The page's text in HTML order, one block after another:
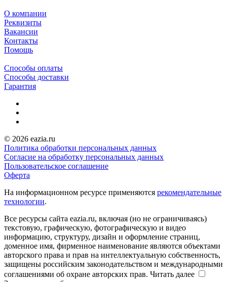
О компании
Реквизиты
Вакансии
Контакты
Помощь
Способы оплаты
Способы доставки
Гарантия
© 2026 eazia.ru
Политика обработки персональных данных
Согласие на обработку персональных данных
Пользовательское соглашение
Оферта
На информационном ресурсе применяются рекомендательные
технологии.
Все ресурсы сайта eazia.ru, включая (но не ограничиваясь)
текстовую, графическую, фотографическую и видео
информацию, структуру, дизайн и оформление страниц,
доменное имя, фирменное наименование являются объектами
авторского права и прав на интеллектуальную собственность,
защищены российским законодательством и международными
соглашениями об охране авторских прав. Читать далее